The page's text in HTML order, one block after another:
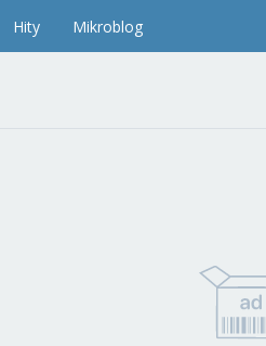
Hity Mikroblog